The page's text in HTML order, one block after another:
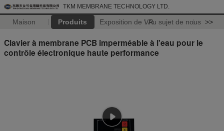
TKM MEMBRANE TECHNOLOGY LTD.
Maison Produits Exposition de VRAu sujet de nous >>
Clavier à membrane PCB imperméable à l'eau pour le
contrôle électronique haute performance